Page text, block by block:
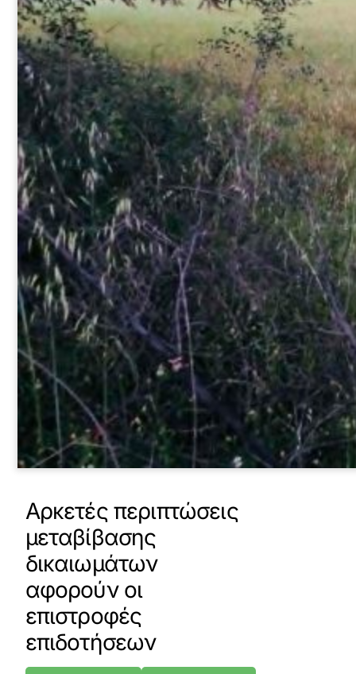
Αρκετές περιπτώσεις
μεταβίβασης
δικαιωμάτων
αφορούν οι
επιστροφές
επιδοτήσεων